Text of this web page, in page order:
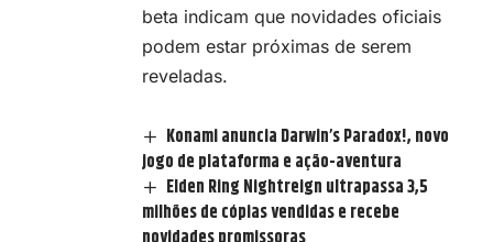
beta indicam que novidades oficiais
podem estar próximas de serem
reveladas.
Konami anuncia Darwin’s Paradox!, novo
jogo de plataforma e ação-aventura
Elden Ring Nightreign ultrapassa 3,5
milhões de cópias vendidas e recebe